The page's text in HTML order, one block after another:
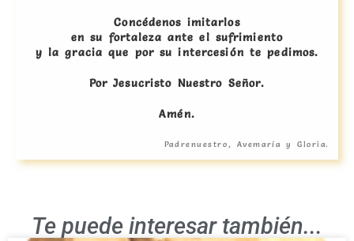
Concédenos imitarlos
en su fortaleza ante el sufrimiento
y la gracia que por su intercesión te pedimos.
Por Jesucristo Nuestro Señor.
Amén.
Padrenuestro, Avemaría y Gloria.
Te puede interesar también...